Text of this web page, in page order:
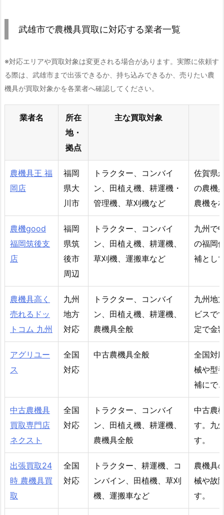
武雄市で農機具買取に対応する業者一覧
※対応エリアや買取対象は変更される場合があります。実際に依頼す
る際は、武雄市まで出張できるか、持ち込みできるか、売りたい農
機具が買取対象かを各業者へ確認してください。
業者名
所在
地・
拠点
主な買取対象
農機具王 福
岡店
福岡
県大
川市
トラクター、コンバイ
ン、田植え機、耕運機・
管理機、草刈機など
佐賀県
の農機
農機を
農機good
福岡筑後支
店
福岡
県筑
後市
周辺
トラクター、コンバイ
ン、田植え機、耕運機、
草刈機、運搬車など
九州で
の福岡
補とし
農機具高く
売れるドッ
トコム 九州
九州
地方
対応
トラクター、コンバイ
ン、田植え機、耕運機、
農機具全般
九州地
ビスで
定で金
アグリユー
ス
全国
対応
中古農機具全般
全国対
械や型
補にで
中古農機具
買取専門店
ネクスト
全国
対応
トラクター、コンバイ
ン、田植え機、耕運機、
農機具全般
中古農
す。九
す。
出張買取24
時 農機具買
取
全国
対応
トラクター、耕運機、コ
ンバイン、田植機、草刈
機、運搬車など
農機具
械や故
す。